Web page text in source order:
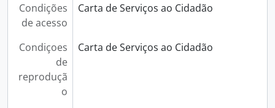
Condições
de acesso
Carta de Serviços ao Cidadão
Condiçoes
de
reproduçã
o
Carta de Serviços ao Cidadão